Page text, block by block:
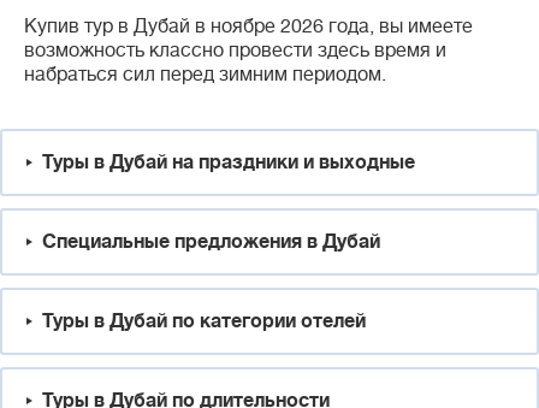
Купив тур в Дубай в ноябре 2026 года, вы имеете
возможность классно провести здесь время и
набраться сил перед зимним периодом.
Туры в Дубай на праздники и выходные
Специальные предложения в Дубай
Туры в Дубай по категории отелей
Туры в Дубай по длительности